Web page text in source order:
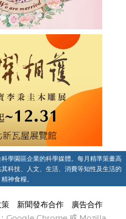
學園區企業的科學媒體。每月精準策畫高
科技、人文、生活、消費等知性及生活的
精神食糧。
新聞發布合作
廣告合作